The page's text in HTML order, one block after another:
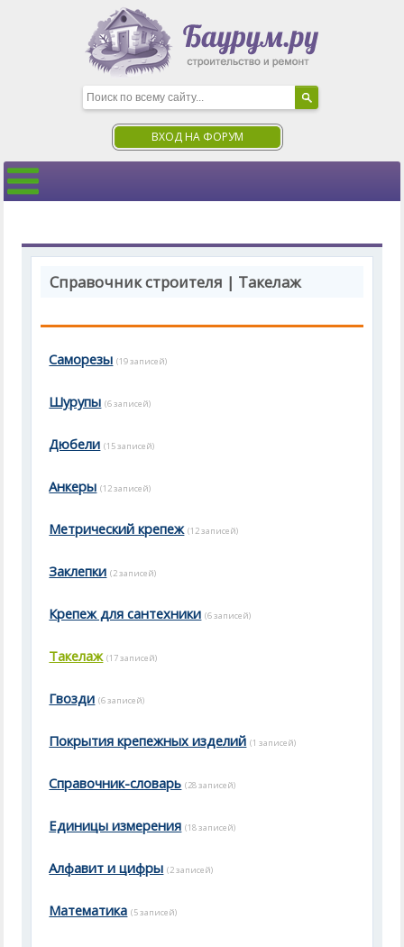
ВХОД НА ФОРУМ
Справочник строителя | Такелаж
Саморезы (19 записей)
Шурупы (6 записей)
Дюбели (15 записей)
Анкеры (12 записей)
Метрический крепеж (12 записей)
Заклепки (2 записей)
Крепеж для сантехники (6 записей)
Такелаж (17 записей)
Гвозди (6 записей)
Покрытия крепежных изделий (1 записей)
Справочник-словарь (28 записей)
Единицы измерения (18 записей)
Алфавит и цифры (2 записей)
Математика (5 записей)